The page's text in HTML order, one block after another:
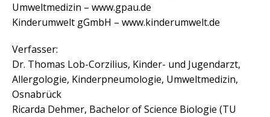
Umweltmedizin – www.gpau.de
Kinderumwelt gGmbH – www.kinderumwelt.de
Verfasser:
Dr. Thomas Lob-Corzilius, Kinder- und Jugendarzt,
Allergologie, Kinderpneumologie, Umweltmedizin,
Osnabrück
Ricarda Dehmer, Bachelor of Science Biologie (TU